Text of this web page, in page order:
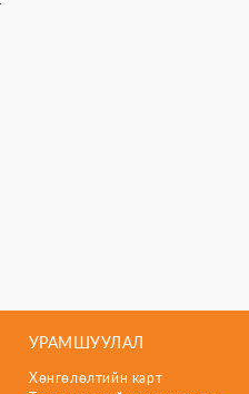
УРАМШУУЛАЛ
Хөнгөлөлтийн карт